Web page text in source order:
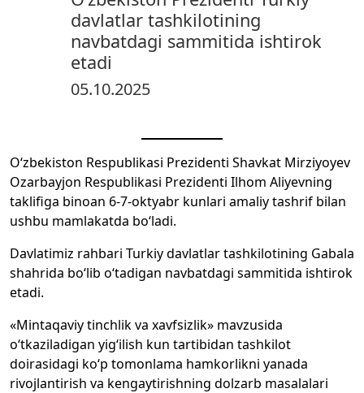
davlatlar tashkilotining
navbatdagi sammitida ishtirok
etadi
05.10.2025
O‘zbekiston Respublikasi Prezidenti Shavkat Mirziyoyev
Ozarbayjon Respublikasi Prezidenti Ilhom Aliyevning
taklifiga binoan 6-7-oktyabr kunlari amaliy tashrif bilan
ushbu mamlakatda bo‘ladi.
Davlatimiz rahbari Turkiy davlatlar tashkilotining Gabala
shahrida bo‘lib o‘tadigan navbatdagi sammitida ishtirok
etadi.
«Mintaqaviy tinchlik va xavfsizlik» mavzusida
o‘tkaziladigan yig‘ilish kun tartibidan tashkilot
doirasidagi ko‘p tomonlama hamkorlikni yanada
rivojlantirish va kengaytirishning dolzarb masalalari